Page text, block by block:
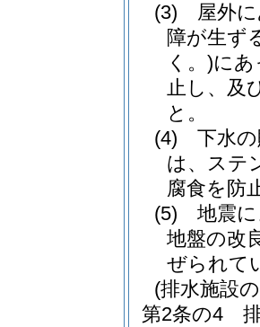
(3)
屋外
障が生ず
く。)にあ
止し、及
と。
(4)
下水
は、ステ
腐食を防
(5)
地震
地盤の改
ぜられて
(排水施設
第2条の4